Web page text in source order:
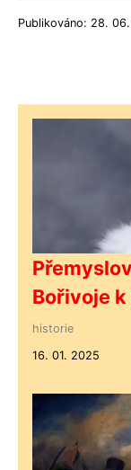
Publikováno: 28.
Bořivoje
historie
16. 01. 2025